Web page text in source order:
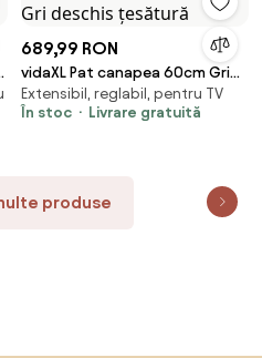
689,99 RON
vidaXL Pat canapea 60cm Gri
deschis țesătură
Extensibil, reglabil, pentru TV
În stoc
Livrare gratuită
produse